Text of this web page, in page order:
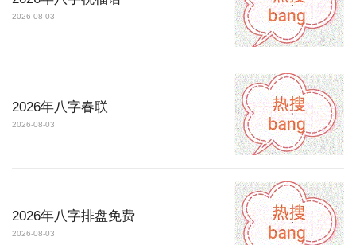
2026-08-03
2026年八字春联
2026-08-03
2026年八字排盘免费
2026-08-03